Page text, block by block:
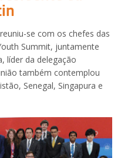
se com os chefes das
Summit, juntamente
líder da delegação
também contemplou
Senegal, Singapura e